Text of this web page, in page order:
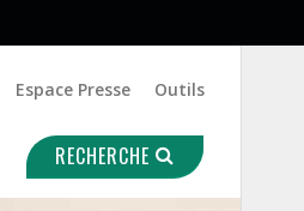
Espace Presse Outils
RECHERCHE